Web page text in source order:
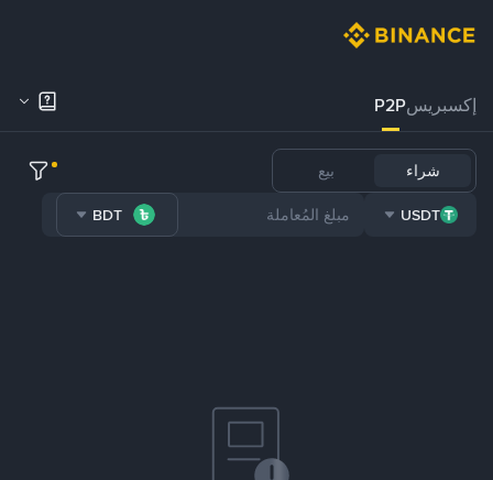
إكسبريسP2P
شراء بيع
USDT
BDT